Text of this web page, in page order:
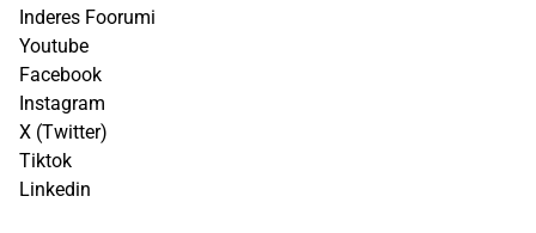
Inderes Foorumi
Youtube
Facebook
Instagram
X (Twitter)
Tiktok
Linkedin